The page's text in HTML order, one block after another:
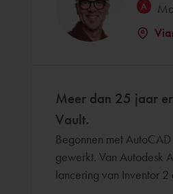
Meer dan 25 jaar
Vault.
Begonnen met
gewerkt. Van Autodesk
lancering van Inventor